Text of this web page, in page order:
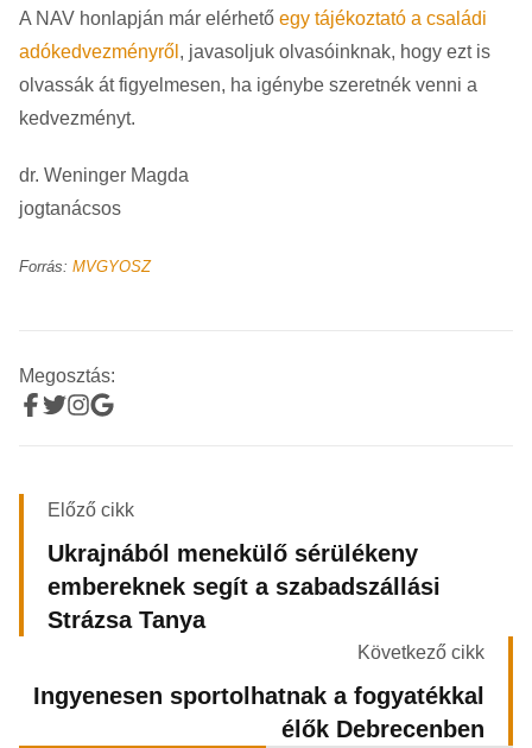
A NAV honlapján már elérhető egy tájékoztató a családi
adókedvezményről , javasoljuk olvasóinknak, hogy ezt is
olvassák át figyelmesen, ha igénybe szeretnék venni a
kedvezményt.
dr. Weninger Magda
jogtanácsos
Forrás: MVGYOSZ
Megosztás:
Előző cikk
Ukrajnából menekülő sérülékeny
embereknek segít a szabadszállási
Strázsa Tanya
Következő cikk
Ingyenesen sportolhatnak a fogyatékkal
élők Debrecenben